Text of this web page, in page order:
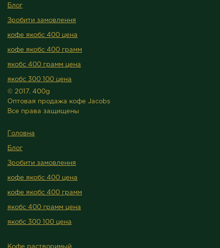
Блог
Зробити замовлення
кофе якобс 400 цена
кофе якобс 400 грамм
якобс 400 грамм цена
якобс 300 100 цена
© 2017. 400g
Оптовая продажа кофе Jacobs
Все права защищены
Головна
Блог
Зробити замовлення
кофе якобс 400 цена
кофе якобс 400 грамм
якобс 400 грамм цена
якобс 300 100 цена
Кофе растворимый